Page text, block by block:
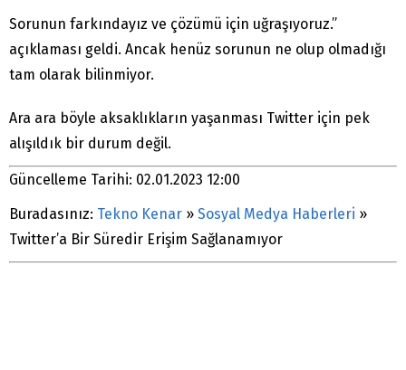
Sorunun farkındayız ve çözümü için uğraşıyoruz.”
açıklaması geldi. Ancak henüz sorunun ne olup olmadığı
tam olarak bilinmiyor.
Ara ara böyle aksaklıkların yaşanması Twitter için pek
alışıldık bir durum değil.
Güncelleme Tarihi: 02.01.2023 12:00
Buradasınız: Tekno Kenar » Sosyal Medya Haberleri »
Twitter’a Bir Süredir Erişim Sağlanamıyor